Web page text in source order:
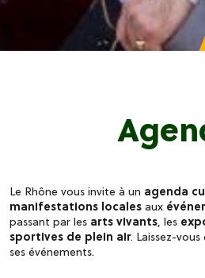
Le Rhône vous invite à un agenda
manifestations locales aux
passant par les arts vivants, les
sportives de plein air. Laissez-
ses événements.